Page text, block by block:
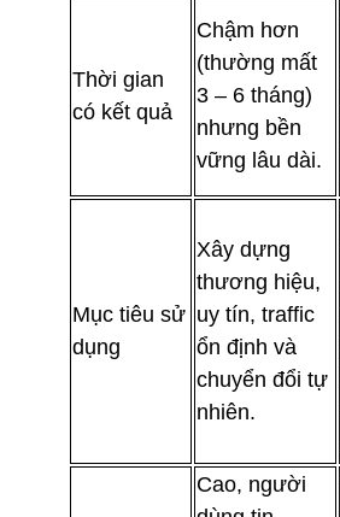
Thời gian
có kết quả
Chậm hơn
(thường mất
3 – 6 tháng)
nhưng bền
vững lâu dài.
Mục tiêu sử
dụng
Xây dựng
thương hiệu,
uy tín, traffic
ổn định và
chuyển đổi tự
nhiên.
Cao, người